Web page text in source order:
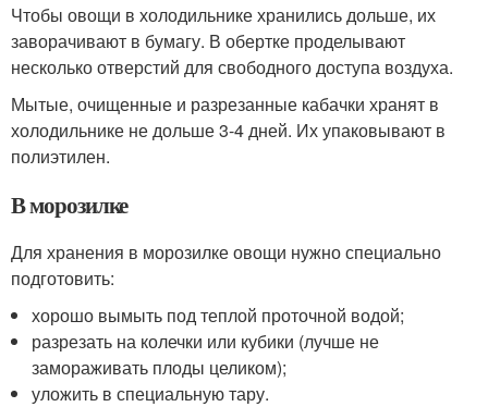
Чтобы овощи в холодильнике хранились дольше, их
заворачивают в бумагу. В обертке проделывают
несколько отверстий для свободного доступа воздуха.
Мытые, очищенные и разрезанные кабачки хранят в
холодильнике не дольше 3-4 дней. Их упаковывают в
полиэтилен.
В морозилке
Для хранения в морозилке овощи нужно специально
подготовить:
хорошо вымыть под теплой проточной водой;
разрезать на колечки или кубики (лучше не
замораживать плоды целиком);
уложить в специальную тару.